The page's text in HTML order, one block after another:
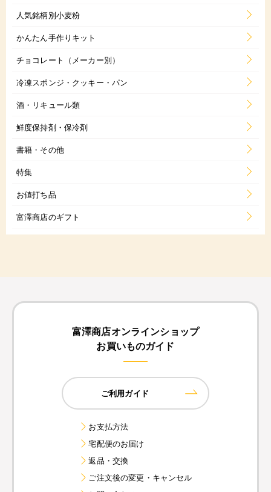
人気銘柄別小麦粉
かんたん手作りキット
チョコレート（メーカー別）
冷凍スポンジ・クッキー・パン
酒・リキュール類
鮮度保持剤・保冷剤
書籍・その他
特集
お値打ち品
富澤商店のギフト
富澤商店オンラインショップ
お買いものガイド
ご利用ガイド
お支払方法
宅配便のお届け
返品・交換
ご注文後の変更・キャンセル